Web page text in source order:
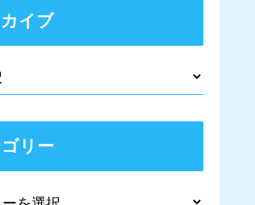
イブ
リー